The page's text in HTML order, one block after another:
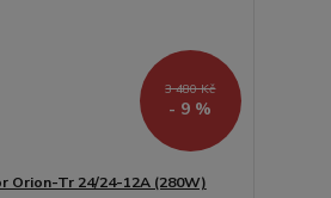
3 480 Kč
- 9 %
Orion-Tr 24/24-12A (280W)